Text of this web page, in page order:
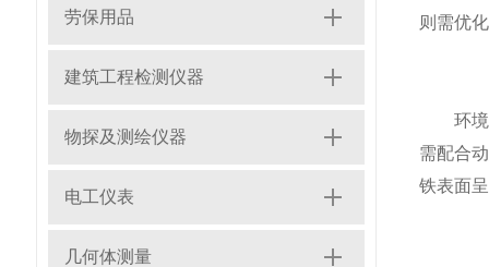
劳保用品
建筑工程检测仪器
物探及测绘仪器
电工仪表
几何体测量
则需优
环境适
需配合
铁表面